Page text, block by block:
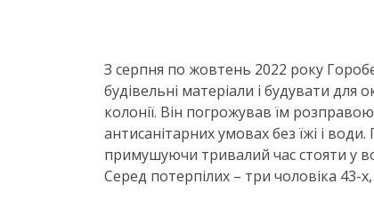
З серпня по жовтень 2022 року
будівельні матеріали і будувати для
колонії. Він погрожував їм
антисанітарних умовах без їжі і
примушуючи тривалий час стояти у
Серед потерпілих – три чоловіка 43-х,